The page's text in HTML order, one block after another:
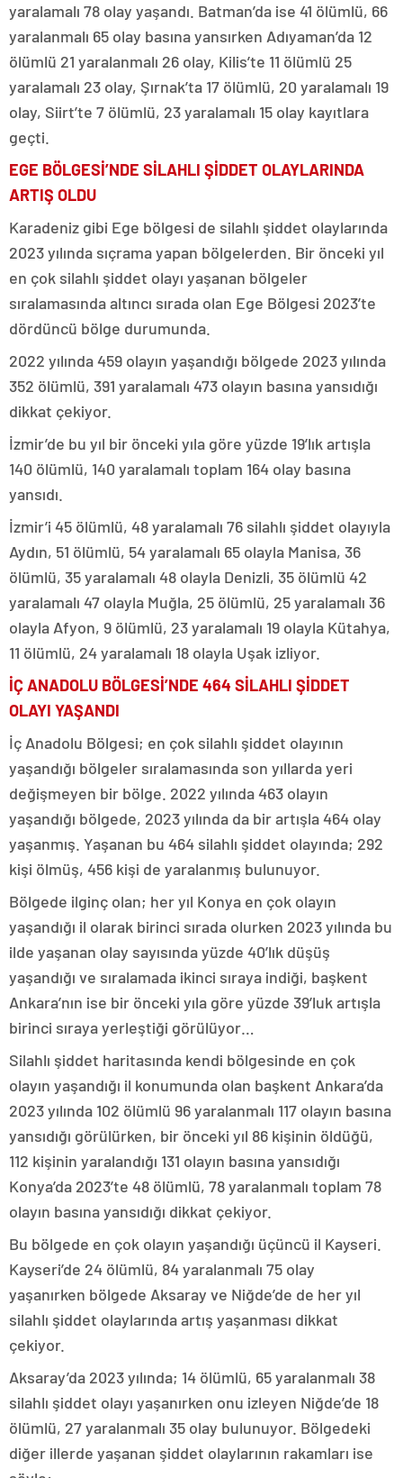
yaralamalı 78 olay yaşandı. Batman’da ise 41 ölümlü, 66
yaralanmalı 65 olay basına yansırken Adıyaman’da 12
ölümlü 21 yaralanmalı 26 olay, Kilis’te 11 ölümlü 25
yaralamalı 23 olay, Şırnak’ta 17 ölümlü, 20 yaralamalı 19
olay, Siirt’te 7 ölümlü, 23 yaralamalı 15 olay kayıtlara
geçti.
EGE BÖLGESİ’NDE SİLAHLI ŞİDDET OLAYLARINDA
ARTIŞ OLDU
Karadeniz gibi Ege bölgesi de silahlı şiddet olaylarında
2023 yılında sıçrama yapan bölgelerden. Bir önceki yıl
en çok silahlı şiddet olayı yaşanan bölgeler
sıralamasında altıncı sırada olan Ege Bölgesi 2023’te
dördüncü bölge durumunda.
2022 yılında 459 olayın yaşandığı bölgede 2023 yılında
352 ölümlü, 391 yaralamalı 473 olayın basına yansıdığı
dikkat çekiyor.
İzmir’de bu yıl bir önceki yıla göre yüzde 19’lık artışla
140 ölümlü, 140 yaralamalı toplam 164 olay basına
yansıdı.
İzmir’i 45 ölümlü, 48 yaralamalı 76 silahlı şiddet olayıyla
Aydın, 51 ölümlü, 54 yaralamalı 65 olayla Manisa, 36
ölümlü, 35 yaralamalı 48 olayla Denizli, 35 ölümlü 42
yaralamalı 47 olayla Muğla, 25 ölümlü, 25 yaralamalı 36
olayla Afyon, 9 ölümlü, 23 yaralamalı 19 olayla Kütahya,
11 ölümlü, 24 yaralamalı 18 olayla Uşak izliyor.
İÇ ANADOLU BÖLGESİ’NDE 464 SİLAHLI ŞİDDET
OLAYI YAŞANDI
İç Anadolu Bölgesi; en çok silahlı şiddet olayının
yaşandığı bölgeler sıralamasında son yıllarda yeri
değişmeyen bir bölge. 2022 yılında 463 olayın
yaşandığı bölgede, 2023 yılında da bir artışla 464 olay
yaşanmış. Yaşanan bu 464 silahlı şiddet olayında; 292
kişi ölmüş, 456 kişi de yaralanmış bulunuyor.
Bölgede ilginç olan; her yıl Konya en çok olayın
yaşandığı il olarak birinci sırada olurken 2023 yılında bu
ilde yaşanan olay sayısında yüzde 40’lık düşüş
yaşandığı ve sıralamada ikinci sıraya indiği, başkent
Ankara’nın ise bir önceki yıla göre yüzde 39’luk artışla
birinci sıraya yerleştiği görülüyor…
Silahlı şiddet haritasında kendi bölgesinde en çok
olayın yaşandığı il konumunda olan başkent Ankara’da
2023 yılında 102 ölümlü 96 yaralanmalı 117 olayın basına
yansıdığı görülürken, bir önceki yıl 86 kişinin öldüğü,
112 kişinin yaralandığı 131 olayın basına yansıdığı
Konya’da 2023’te 48 ölümlü, 78 yaralanmalı toplam 78
olayın basına yansıdığı dikkat çekiyor.
Bu bölgede en çok olayın yaşandığı üçüncü il Kayseri.
Kayseri’de 24 ölümlü, 84 yaralanmalı 75 olay
yaşanırken bölgede Aksaray ve Niğde’de de her yıl
silahlı şiddet olaylarında artış yaşanması dikkat
çekiyor.
Aksaray’da 2023 yılında; 14 ölümlü, 65 yaralanmalı 38
silahlı şiddet olayı yaşanırken onu izleyen Niğde’de 18
ölümlü, 27 yaralanmalı 35 olay bulunuyor. Bölgedeki
diğer illerde yaşanan şiddet olaylarının rakamları ise